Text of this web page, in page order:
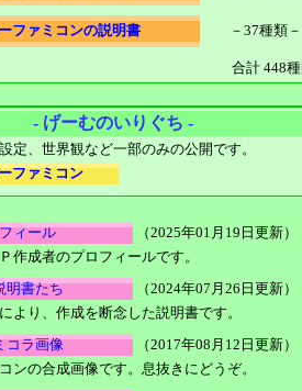
ファミコンの説明書 －37種類－
合計 448
- げーむのいりぐち -
定、世界観など一部のみの公開です。
ファミコン
ィール
（2025年01月19日更新）
のプロフィールです。
明書たち
（2024年07月26日更新）
作成を断念した説明書です。
コラ画像
（2017年08月12日更新）
成画像です。息抜きにどうぞ。